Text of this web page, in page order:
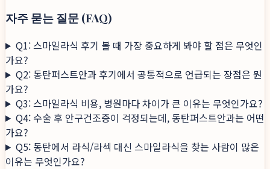
자주 묻는 질문 (FAQ)
Q1: 스마일라식 후기 볼 때 가장 중요하게 봐야 할 점은 무엇인
가요?
Q2: 동탄퍼스트안과 후기에서 공통적으로 언급되는 장점은 뭔
가요?
Q3: 스마일라식 비용, 병원마다 차이가 큰 이유는 무엇인가요?
Q4: 수술 후 안구건조증이 걱정되는데, 동탄퍼스트안과는 어떤
가요?
Q5: 동탄에서 라식/라섹 대신 스마일라식을 찾는 사람이 많은
이유는 무엇인가요?